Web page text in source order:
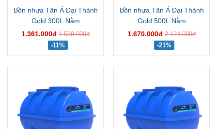
Bồn nhựa Tân Á Đại Thành
Gold 300L Nằm
1.361.000đ 1.539.000đ
-11%
Bồn nhựa Tân Á Đại Thành
Gold 500L Nằm
1.670.000đ 2.124.000đ
-21%